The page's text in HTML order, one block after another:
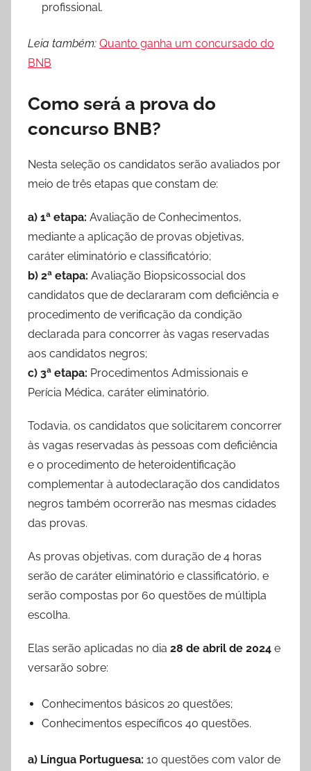
profissional.
Leia também: Quanto ganha um concursado do
BNB
Como será a prova do
concurso BNB?
Nesta seleção os candidatos serão avaliados por
meio de três etapas que constam de:
a) 1ª etapa: Avaliação de Conhecimentos,
mediante a aplicação de provas objetivas,
caráter eliminatório e classificatório;
b) 2ª etapa: Avaliação Biopsicossocial dos
candidatos que de declararam com deficiência e
procedimento de verificação da condição
declarada para concorrer às vagas reservadas
aos candidatos negros;
c) 3ª etapa: Procedimentos Admissionais e
Perícia Médica, caráter eliminatório.
Todavia, os candidatos que solicitarem concorrer
às vagas reservadas às pessoas com deficiência
e o procedimento de heteroidentificação
complementar à autodeclaração dos candidatos
negros também ocorrerão nas mesmas cidades
das provas.
As provas objetivas, com duração de 4 horas
serão de caráter eliminatório e classificatório, e
serão compostas por 60 questões de múltipla
escolha.
Elas serão aplicadas no dia 28 de abril de 2024 e
versarão sobre:
Conhecimentos básicos 20 questões;
Conhecimentos específicos 40 questões.
a) Língua Portuguesa: 10 questões com valor de